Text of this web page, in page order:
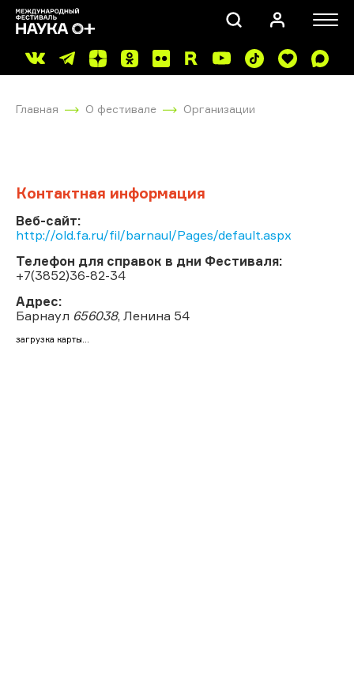
Главная О фестивале Организации
Контактная информация
Веб-сайт:
http://old.fa.ru/fil/barnaul/Pages/default.aspx
Телефон для справок в дни Фестиваля:
+7(3852)36-82-34
Адрес:
Барнаул 656038, Ленина 54
загрузка карты...